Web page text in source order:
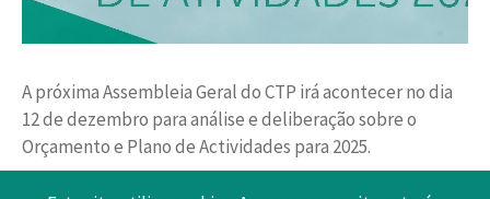
A próxima Assembleia Geral do CTP irá acontecer no dia
12 de dezembro para análise e deliberação sobre o
Orçamento e Plano de Actividades para 2025.